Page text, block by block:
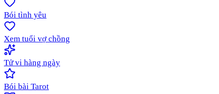
Bói tình yêu
Xem tuổi vợ chồng
Tử vi hàng ngày
Bói bài Tarot